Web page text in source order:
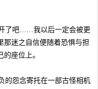
了吧……我以后一定会被更
迷之自信便随着恐惧与担
座位上。
的怨念寄托在一部古怪相机